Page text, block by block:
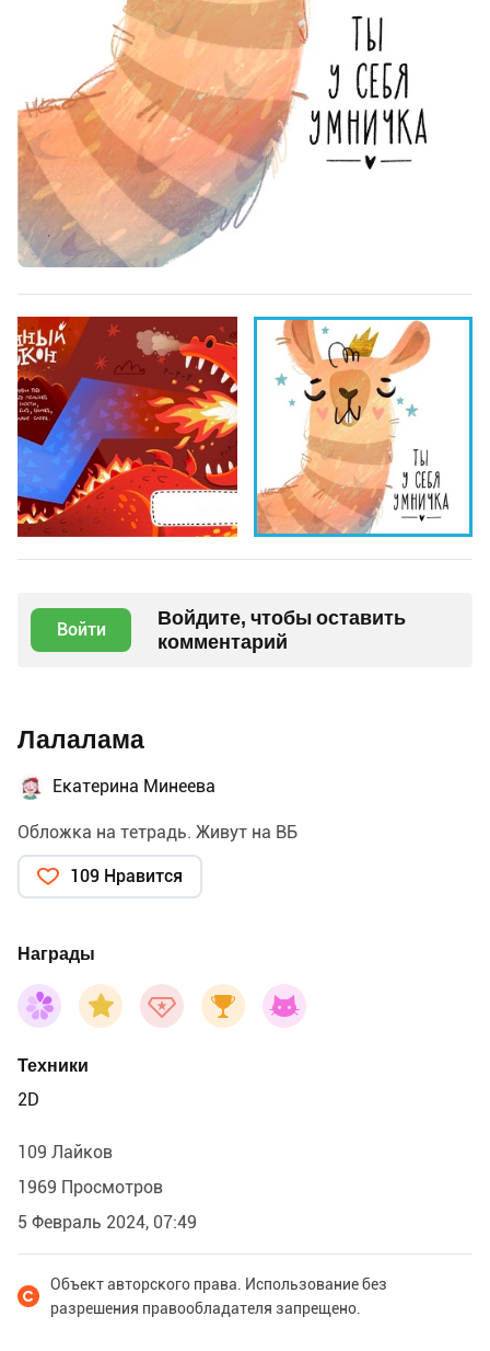
Войти
Войдите, чтобы оставить
комментарий
Лалалама
Екатерина Минеева
Обложка на тетрадь. Живут на ВБ
109 Нравится
Награды
Техники
2D
109 Лайков
1969 Просмотров
5 Февраль 2024, 07:49
Объект авторского права. Использование без
разрешения правообладателя запрещено.